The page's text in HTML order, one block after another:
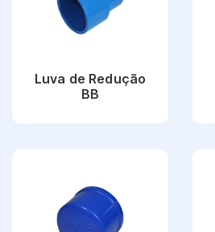
Luva de Redução
BB